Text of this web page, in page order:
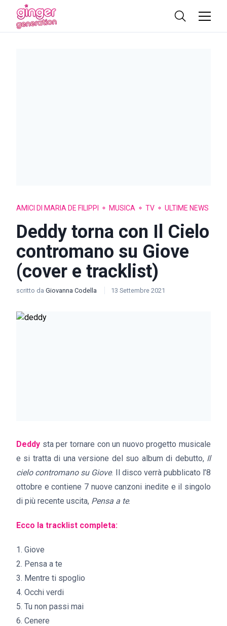
AMICI DI MARIA DE FILIPPI MUSICA TV ULTIME NEWS
Deddy torna con Il Cielo
contromano su Giove
(cover e tracklist)
scritto da Giovanna Codella 13 Settembre 2021
Deddy sta per tornare con un nuovo progetto musicale
e si tratta di una versione del suo album di debutto, Il
cielo contromano su Giove. Il disco verrà pubblicato l’8
ottobre e contiene 7 nuove canzoni inedite e il singolo
di più recente uscita, Pensa a te.
Ecco la tracklist completa:
1. Giove
2. Pensa a te
3. Mentre ti spoglio
4. Occhi verdi
5. Tu non passi mai
6. Cenere